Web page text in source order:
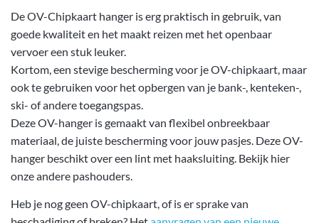
De OV-Chipkaart hanger is erg praktisch in gebruik, van
goede kwaliteit en het maakt reizen met het openbaar
vervoer een stuk leuker.
Kortom, een stevige bescherming voor je OV-chipkaart, maar
ook te gebruiken voor het opbergen van je bank-, kenteken-,
ski- of andere toegangspas.
Deze OV-hanger is gemaakt van flexibel onbreekbaar
materiaal, de juiste bescherming voor jouw pasjes. Deze OV-
hanger beschikt over een lint met haaksluiting. Bekijk hier
onze andere pashouders.
Heb je nog geen OV-chipkaart, of is er sprake van